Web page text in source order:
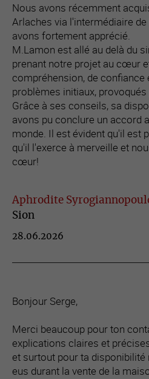
Nous avons récemment
Arlaches via l'intermédiaire
avons fortement apprécié.
M.Lamon est allé au delà du
prenant notre projet au cœur
compréhension, de confiance
problèmes initiaux,
Grâce à ses conseils, sa
avons pu conclure un accord
monde. Il est évident qu'il est
qu'il l'exerce à merveille et
cœur!
Aphrodite
Sion
28.06.2026
Bonjour Serge,
Merci beaucoup pour ton
explications claires et
et surtout pour ta disponibilité
eus durant la vente de la